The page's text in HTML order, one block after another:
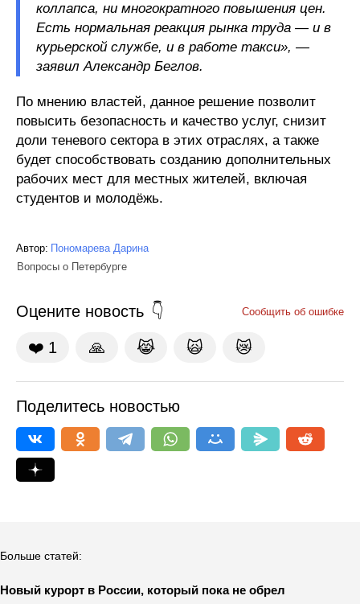
коллапса, ни многократного повышения цен.
Есть нормальная реакция рынка труда — и в
курьерской службе, и в работе такси», —
заявил Александр Беглов.
По мнению властей, данное решение позволит
повысить безопасность и качество услуг, снизит
доли теневого сектора в этих отраслях, а также
будет способствовать созданию дополнительных
рабочих мест для местных жителей, включая
студентов и молодёжь.
Автор: Пономарева Дарина
Вопросы о Петербурге
Оцените новость Сообщить об ошибке
❤️ 1 🙏 😹 🙀 😿
Поделитесь новостью
Больше статей:
Новый курорт в России, который пока не обрел